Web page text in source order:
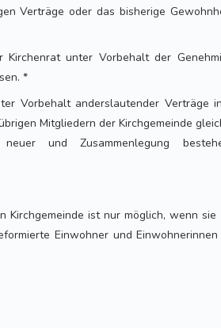
Verträge oder das bisherige
unter Vorbehalt der
*
Vorbehalt anderslautender Verträge
Mitgliedern der Kirchgemeinde
und Zusammenlegung
Kirchgemeinde ist nur möglich, wenn sie
Einwohner und